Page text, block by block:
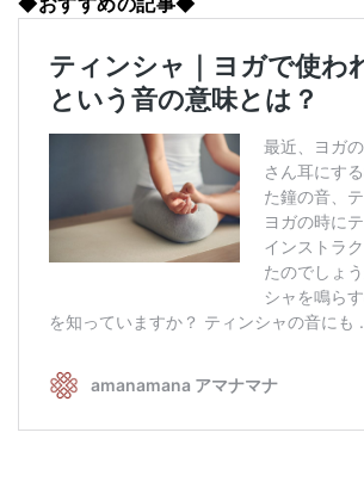
◆おすすめの記事◆